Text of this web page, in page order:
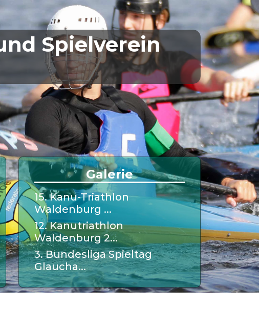
Spielverein
Galerie
15. Kanu-Triathlon
Waldenburg ...
12. Kanutriathlon
Waldenburg 2...
3. Bundesliga Spieltag
Glaucha...